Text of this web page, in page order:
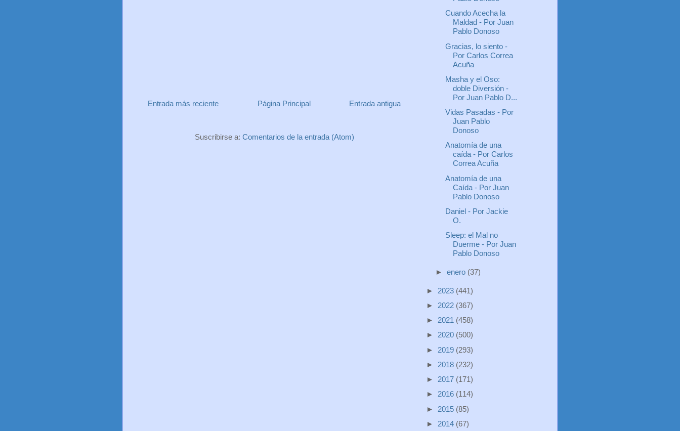
Entrada más reciente Entrada antigua
Página Principal
Suscribirse a: Comentarios de la entrada (Atom)
Cuando Acecha la
Maldad - Por Juan
Pablo Donoso
Gracias, lo siento -
Por Carlos Correa
Acuña
Masha y el Oso:
doble Diversión -
Por Juan Pablo D...
Vidas Pasadas - Por
Juan Pablo
Donoso
Anatomía de una
caída - Por Carlos
Correa Acuña
Anatomía de una
Caída - Por Juan
Pablo Donoso
Daniel - Por Jackie
O.
Sleep: el Mal no
Duerme - Por Juan
Pablo Donoso
► enero (37)
► 2023 (441)
► 2022 (367)
► 2021 (458)
► 2020 (500)
► 2019 (293)
► 2018 (232)
► 2017 (171)
► 2016 (114)
► 2015 (85)
► 2014 (67)